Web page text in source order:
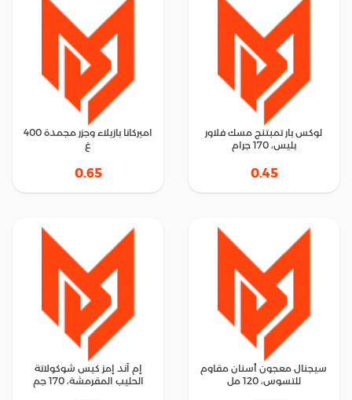
لوكس بار تمبتنج مسك فلاور
بليس، 170 جرام
0.45
اميركانا بازيلاء وجزر مجمدة 400
غ
0.65
سيجنال معجون أسنان مقاوم
للتسوس، 120 مل
إم آند إمز كيس شوكولاتة
الحليب المقرمشة، 170 جم